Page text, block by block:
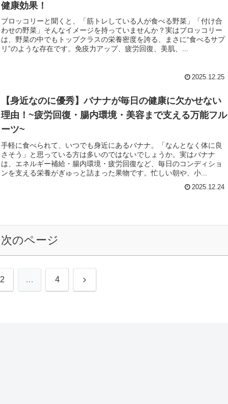
健康効果！
ブロッコリーと聞くと、「筋トレしている人が食べる野菜」「付け合
わせの野菜」そんなイメージを持っていませんか？実はブロッコリー
は、野菜の中でもトップクラスの栄養密度を誇る、まさに“食べるサプ
リ”のような存在です。免疫力アップ、疲労回復、美肌、...
2025.12.25
【身近なのに優秀】バナナが毎日の健康に欠かせない
理由！~疲労回復・腸内環境・美容まで支える万能フル
ーツ~
手軽に食べられて、いつでも身近にあるバナナ。「なんとなく体に良
さそう」と思っている方は多いのではないでしょうか。実はバナナ
は、エネルギー補給・腸内環境・疲労回復など、毎日のコンディショ
ンを支える栄養がぎゅっと詰まった果物です。忙しい朝や、小...
2025.12.24
次のページ
2 … 4 次